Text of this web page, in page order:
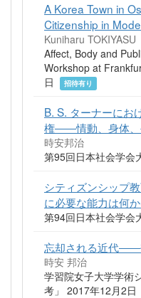
A Korea Town in
Citizenship in
Kuniharu TOKIYASU
Affect, Body and
Workshop at
日
招待有り
B. S. ターナーにお
権――情動、身体、
時安邦治
第95回日本社会学会
シティズンシップ
に必要な能力は何
第94回日本社会学会
忘却される近代――
時安 邦治
学習院女子大学学術
考」 2017年12月2日